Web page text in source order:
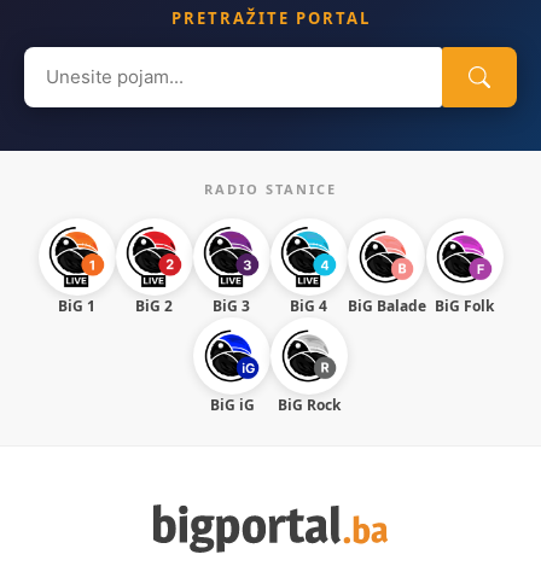
PRETRAŽITE PORTAL
Search
for:
RADIO STANICE
BiG 1 BiG 2 BiG 3 BiG 4 BiG Balade BiG Folk
BiG iG BiG Rock